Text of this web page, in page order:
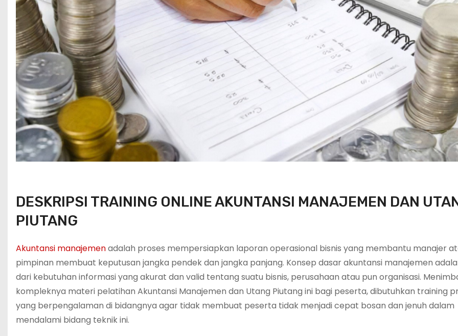
DESKRIPSI TRAINING ONLINE AKUNTANSI MANAJEMEN DAN
PIUTANG
Akuntansi manajemenadalah proses mempersiapkan laporan operasional bisnis yang membantu manajer
pimpinan membuat keputusan jangka pendek dan jangka panjang. Konsep dasar akuntansi manajemen
dari kebutuhan informasi yang akurat dan valid tentang suatu bisnis, perusahaan atau pun organisasi.
kompleknya materi pelatihan Akuntansi Manajemen dan Utang Piutang ini bagi peserta, dibutuhkan training
yang berpengalaman di bidangnya agar tidak membuat peserta tidak menjadi cepat bosan dan jenuh dalam
mendalami bidang teknik ini.